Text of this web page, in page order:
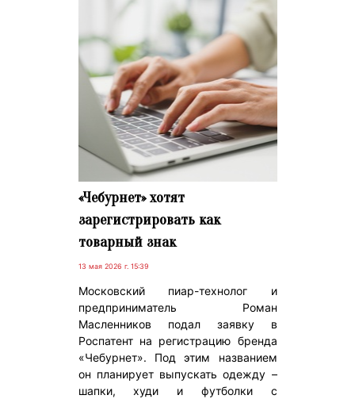
«Чебурнет» хотят
зарегистрировать как
товарный знак
13 мая 2026 г. 15:39
Московский пиар-технолог и
предприниматель Роман
Масленников подал заявку в
Роспатент на регистрацию бренда
«Чебурнет». Под этим названием
он планирует выпускать одежду –
шапки, худи и футболки с